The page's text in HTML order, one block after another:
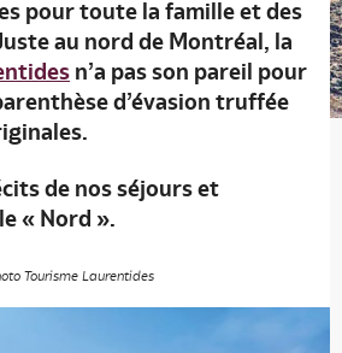
pour toute la famille et des
au nord de Montréal, la
n’a pas son pareil pour
d’évasion truffée
de nos séjours et
« Nord ».
Tourisme Laurentides